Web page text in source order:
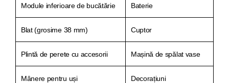
Module inferioare de bucătărie Baterie
Blat (grosime 38 mm) Cuptor
Plintă de perete cu accesorii Mașină de spălat vase
Mânere pentru uși Decorațiuni